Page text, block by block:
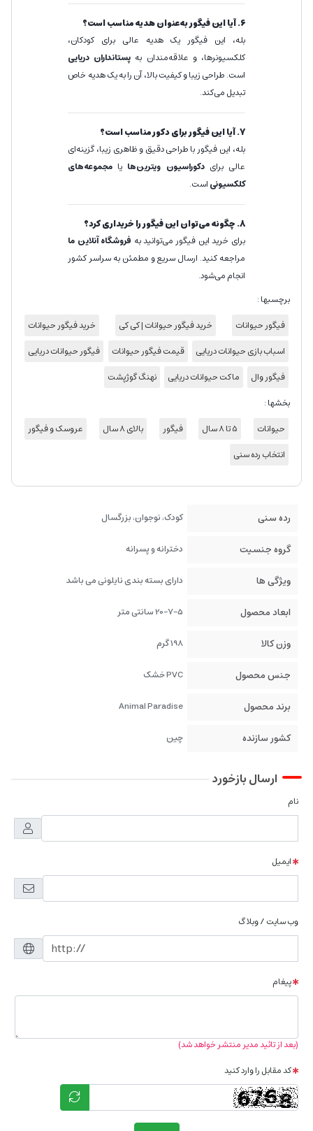
6. آیا این فیگور به‌عنوان هدیه مناسب است؟
بله، این فیگور یک هدیه عالی برای کودکان،
کلکسیونرها، و علاقه‌مندان به پستانداران دریایی
است. طراحی زیبا و کیفیت بالا، آن را به یک هدیه خاص
تبدیل می‌کند.
7. آیا این فیگور برای دکور مناسب است؟
بله، این فیگور با طراحی دقیق و ظاهری زیبا، گزینه‌ای
عالی برایدکوراسیون ویترین‌ها یا مجموعه‌های
کلکسیونیاست.
8. چگونه می‌توان این فیگور را خریداری کرد؟
برای خرید این فیگور می‌توانید به فروشگاه آنلاین ما
مراجعه کنید. ارسال سریع و مطمئن به سراسر کشور
انجام می‌شود.
برچسبها :
فیگور حیوانات
خرید فیگور حیوانات | کی کی
خرید فیگور حیوانات
اسباب بازی حیوانات دریایی
قیمت فیگور حیوانات
فیگور حیوانات دریایی
فیگور وال
ماکت حیوانات دریایی
نهنگ گوژپشت
بخشها :
حیوانات
5 تا 8 سال فیگور بالای 8 سال
عروسک و فیگور
انتخاب رده سنی
رده سنی کودک، نوجوان، بزرگسال
گروه جنسیت دخترانه و پسرانه
ویژگی ها دارای بسته بندی نایلونی می باشد
ابعاد محصول 20-7-5 سانتی متر
وزن کالا 198 گرم
جنس محصول PVC خشک
برند محصول Animal Paradise
کشور سازنده چین
ارسال بازخورد
نام
ایمیل
وب سایت / وبلاگ
پیغام
(بعد از تائید مدیر منتشر خواهد شد)
کد مقابل را وارد کنید